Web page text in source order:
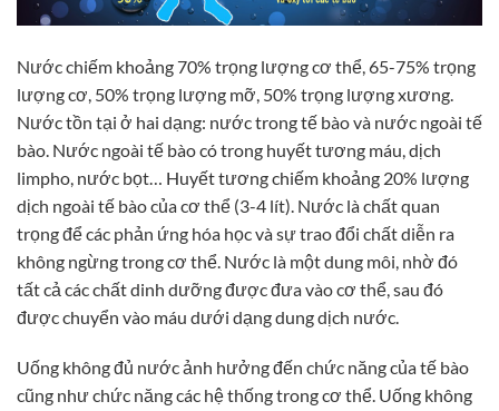
Nước chiếm khoảng 70% trọng lượng cơ thể, 65-75% trọng
lượng cơ, 50% trọng lượng mỡ, 50% trọng lượng xương.
Nước tồn tại ở hai dạng: nước trong tế bào và nước ngoài tế
bào. Nước ngoài tế bào có trong huyết tương máu, dịch
limpho, nước bọt… Huyết tương chiếm khoảng 20% lượng
dịch ngoài tế bào của cơ thể (3-4 lít). Nước là chất quan
trọng để các phản ứng hóa học và sự trao đổi chất diễn ra
không ngừng trong cơ thể. Nước là một dung môi, nhờ đó
tất cả các chất dinh dưỡng được đưa vào cơ thể, sau đó
được chuyển vào máu dưới dạng dung dịch nước.
Uống không đủ nước ảnh hưởng đến chức năng của tế bào
cũng như chức năng các hệ thống trong cơ thể. Uống không